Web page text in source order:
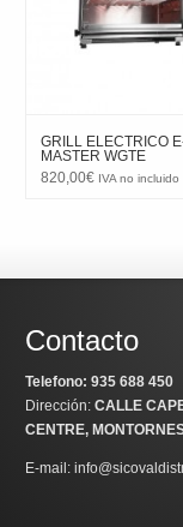
GRILL ELECTRICO
MASTER WGTE
820,00€ IVA no incluido
Contacto
Telefono: 935 688 450
Dirección:CALLE
CENTRE,
E-mail: